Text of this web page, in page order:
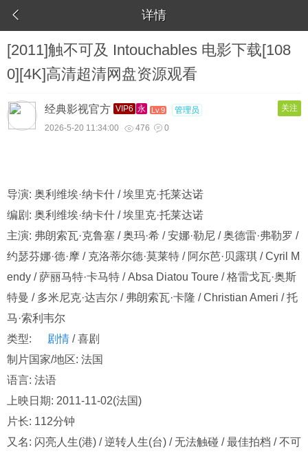
 详情
[2011]触不可及 Intouchables 电影下载[108
0][4K]高清超清网盘资源观看
经典影视官方 VIP6 永 Lv.9 管理员 关注
2026-5-20 11:34:00  476  0
导演: 奥利维埃·纳卡什 / 埃里克·托莱达诺
编剧: 奥利维埃·纳卡什 / 埃里克·托莱达诺
主演: 弗朗索瓦·克鲁塞 / 奥玛·希 / 安娜·勒尼 / 奥德雷·弗勒罗 /
约瑟芬娜·德·摩 / 克洛蒂尔德·莫莱特 / 阿尔芭·贝露琪 / Cyril M
endy / 萨丽马特·卡马特 / Absa Diatou Toure / 格雷戈瓦·奥斯
特曼 / 多米尼克·达吉尔 / 弗朗索瓦·卡隆 / Christian Ameri / 托
马·索利韦尔
类型:
剧情 / 喜剧
制片国家/地区: 法国
语言: 法语
上映日期: 2011-11-02(法国)
片长: 112分钟
又名: 闪亮人生(港) / 逆转人生(台) / 无法触碰 / 最佳拍档 / 不可